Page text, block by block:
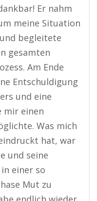
Er nahm
meine Situation
begleitete
gesamten
Am Ende
Entschuldigung
und eine
mir einen
Was mich
hat, war
und seine
einer so
Mut zu